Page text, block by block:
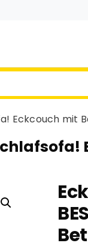
Eckcouch mit